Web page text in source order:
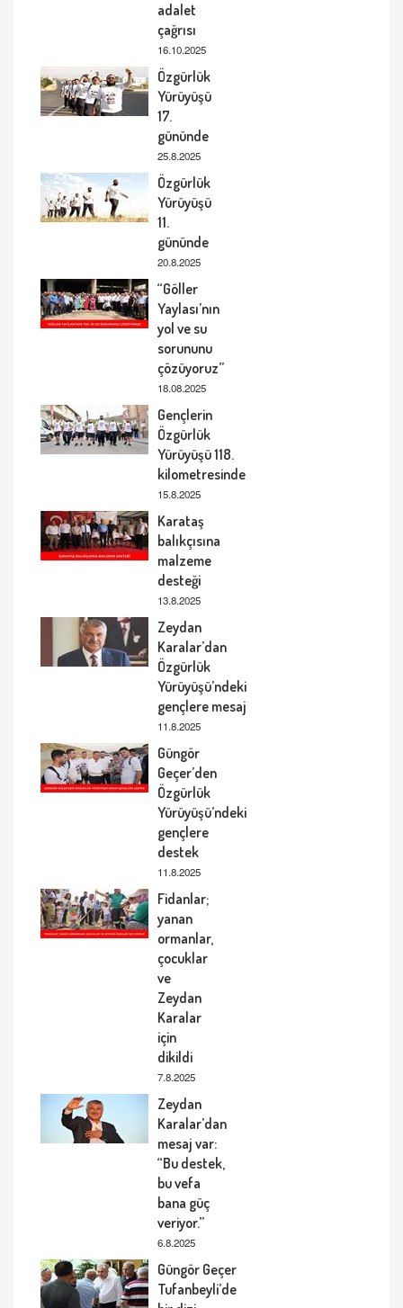
adalet
çağrısı
16.10.2025
Özgürlük
Yürüyüşü
17.
gününde
25.8.2025
Özgürlük
Yürüyüşü
11.
gününde
20.8.2025
“Göller
Yaylası’nın
yol ve su
sorununu
çözüyoruz”
18.08.2025
Gençlerin
Özgürlük
Yürüyüşü 118.
kilometresinde
15.8.2025
Karataş
balıkçısına
malzeme
desteği
13.8.2025
Zeydan
Karalar’dan
Özgürlük
Yürüyüşü’ndeki
gençlere mesaj
11.8.2025
Güngör
Geçer’den
Özgürlük
Yürüyüşü’ndeki
gençlere
destek
11.8.2025
Fidanlar;
yanan
ormanlar,
çocuklar
ve
Zeydan
Karalar
için
dikildi
7.8.2025
Zeydan
Karalar’dan
mesaj var:
“Bu destek,
bu vefa
bana güç
veriyor.”
6.8.2025
Güngör Geçer
Tufanbeyli’de